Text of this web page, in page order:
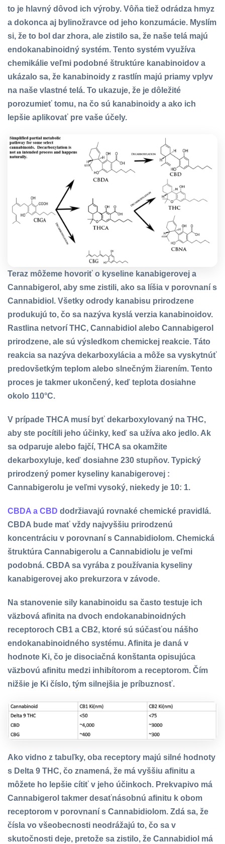
to je hlavný dôvod ich výroby. Vôňa tiež odrádza hmyz
a dokonca aj bylinožravce od jeho konzumácie. Myslím
si, že to bol dar zhora, ale zistilo sa, že naše telá majú
endokanabinoidný systém. Tento systém využíva
chemikálie veľmi podobné štruktúre kanabinoidov a
ukázalo sa, že kanabinoidy z rastlín majú priamy vplyv
na naše vlastné telá. To ukazuje, že je dôležité
porozumieť tomu, na čo sú kanabinoidy a ako ich
lepšie aplikovať pre vaše účely.
Teraz môžeme hovoriť o kyseline kanabigerovej a
Cannabigerol, aby sme zistili, ako sa líšia v porovnaní s
Cannabidiol. Všetky odrody kanabisu prirodzene
produkujú to, čo sa nazýva kyslá verzia kanabinoidov.
Rastlina netvorí THC, Cannabidiol alebo Cannabigerol
prirodzene, ale sú výsledkom chemickej reakcie. Táto
reakcia sa nazýva dekarboxylácia a môže sa vyskytnúť
predovšetkým teplom alebo slnečným žiarením. Tento
proces je takmer ukončený, keď teplota dosiahne
okolo 110°C.
V prípade THCA musí byť dekarboxylovaný na THC,
aby ste pocítili jeho účinky, keď sa užíva ako jedlo. Ak
sa odparuje alebo fajčí, THCA sa okamžite
dekarboxyluje, keď dosiahne 230 stupňov. Typický
prirodzený pomer kyseliny kanabigerovej :
Cannabigerolu je veľmi vysoký, niekedy je 10: 1.
CBDA a CBD dodržiavajú rovnaké chemické pravidlá.
CBDA bude mať vždy najvyššiu prirodzenú
koncentráciu v porovnaní s Cannabidiolom. Chemická
štruktúra Cannabigerolu a Cannabidiolu je veľmi
podobná. CBDA sa vyrába z používania kyseliny
kanabigerovej ako prekurzora v závode.
Na stanovenie sily kanabinoidu sa často testuje ich
väzbová afinita na dvoch endokanabinoidných
receptoroch CB1 a CB2, ktoré sú súčasťou nášho
endokanabinoidného systému. Afinita je daná v
hodnote Ki, čo je disociačná konštanta opisujúca
väzbovú afinitu medzi inhibítorom a receptorom. Čím
nižšie je Ki číslo, tým silnejšia je príbuznosť.
Ako vidno z tabuľky, oba receptory majú silné hodnoty
s Delta 9 THC, čo znamená, že má vyššiu afinitu a
môžete ho lepšie cítiť v jeho účinkoch. Prekvapivo má
Cannabigerol takmer desaťnásobnú afinitu k obom
receptorom v porovnaní s Cannabidiolom. Zdá sa, že
čísla vo všeobecnosti neodrážajú to, čo sa v
skutočnosti deje, pretože sa zistilo, že Cannabidiol má